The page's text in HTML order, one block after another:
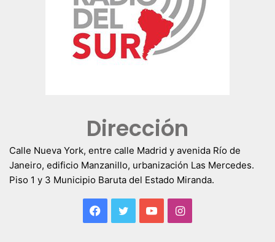
Dirección
Calle Nueva York, entre calle Madrid y avenida Río de
Janeiro, edificio Manzanillo, urbanización Las Mercedes.
Piso 1 y 3 Municipio Baruta del Estado Miranda.
Facebook
TwitterYouTubeInstagram